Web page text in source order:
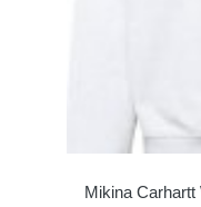
Mikina